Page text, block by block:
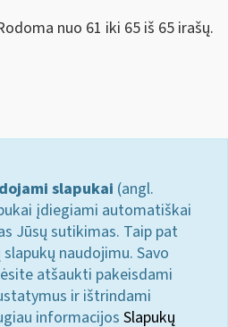
nuo 61 iki 65 iš 65 irašų.
slapukai (angl.
įdiegiami automatiškai
Jūsų sutikimas. Taip pat
naudojimu. Savo
atšaukti pakeisdami
ir ištrindami
informacijos Slapukų